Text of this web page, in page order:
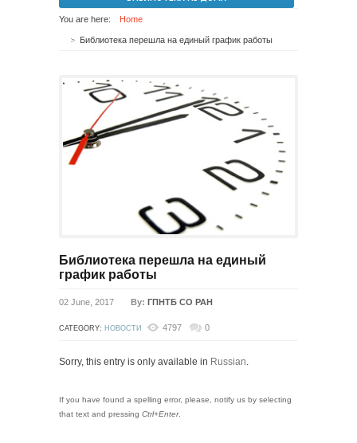
You are here: Home
Библиотека перешла на единый график работы
Библиотека перешла на единый
график работы
02 June, 2017 By: ГПНТБ СО РАН
CATEGORY: НОВОСТИ 4797 0
Sorry, this entry is only available in Russian.
If you have found a spelling error, please, notify us by selecting
that text and pressing Ctrl+Enter.